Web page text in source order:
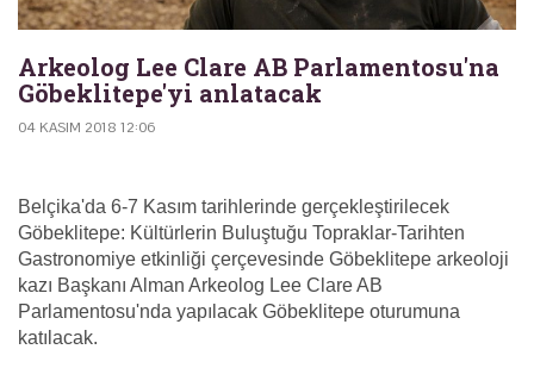
Arkeolog Lee Clare AB Parlamentosu'na
Göbeklitepe'yi anlatacak
04 KASIM 2018 12:06
Belçika'da 6-7 Kasım tarihlerinde gerçekleştirilecek
Göbeklitepe: Kültürlerin Buluştuğu Topraklar-Tarihten
Gastronomiye etkinliği çerçevesinde Göbeklitepe arkeoloji
kazı Başkanı Alman Arkeolog Lee Clare AB
Parlamentosu'nda yapılacak Göbeklitepe oturumuna
katılacak.